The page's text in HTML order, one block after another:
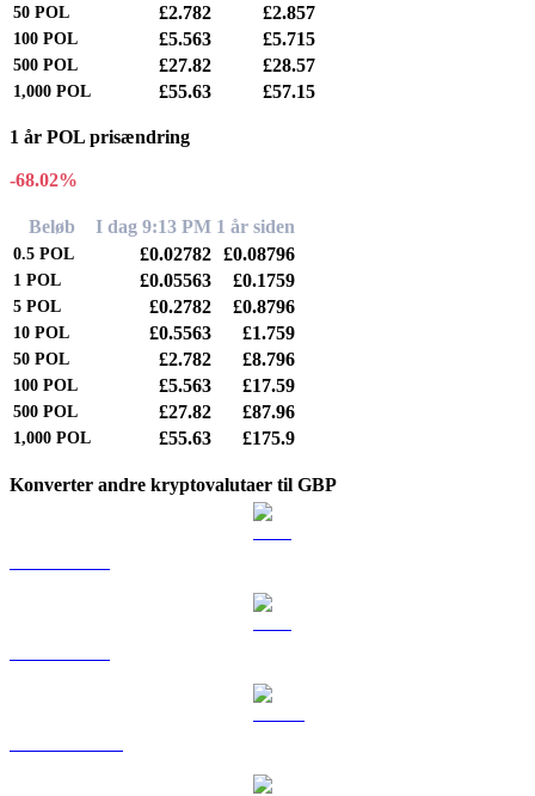
50 POL £2.782 £2.857
100 POL £5.563 £5.715
500 POL £27.82 £28.57
1,000 POL £55.63 £57.15
1 år POL prisændring
-68.02%
Beløb I dag 9:13 PM 1 år siden
0.5 POL £0.02782 £0.08796
1 POL £0.05563 £0.1759
5 POL £0.2782 £0.8796
10 POL £0.5563 £1.759
50 POL £2.782 £8.796
100 POL £5.563 £17.59
500 POL £27.82 £87.96
1,000 POL £55.63 £175.9
Konverter andre kryptovalutaer til GBP